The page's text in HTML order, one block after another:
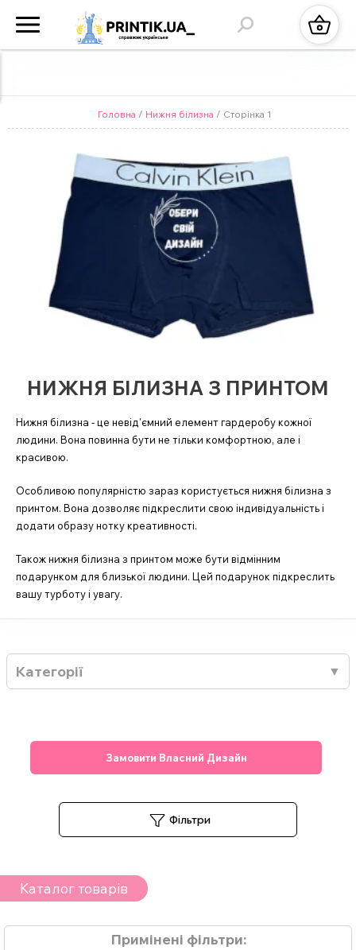
Головна / Нижня білизна / Сторінка 1
НИЖНЯ БІЛИЗНА З ПРИНТОМ
Нижня білизна - це невід'ємний елемент гардеробу кожної
людини. Вона повинна бути не тільки комфортною, але і
красивою.
Особливою популярністю зараз користується нижня білизна з
принтом. Вона дозволяє підкреслити свою індивідуальність і
додати образу нотку креативності.
Також нижня білизна з принтом може бути відмінним
подарунком для близької людини. Цей подарунок підкреслить
вашу турботу і увагу.
Категорії
Замовити Власний Дизайн
Фільтри
Каталог товарів
Примінені фільтри: